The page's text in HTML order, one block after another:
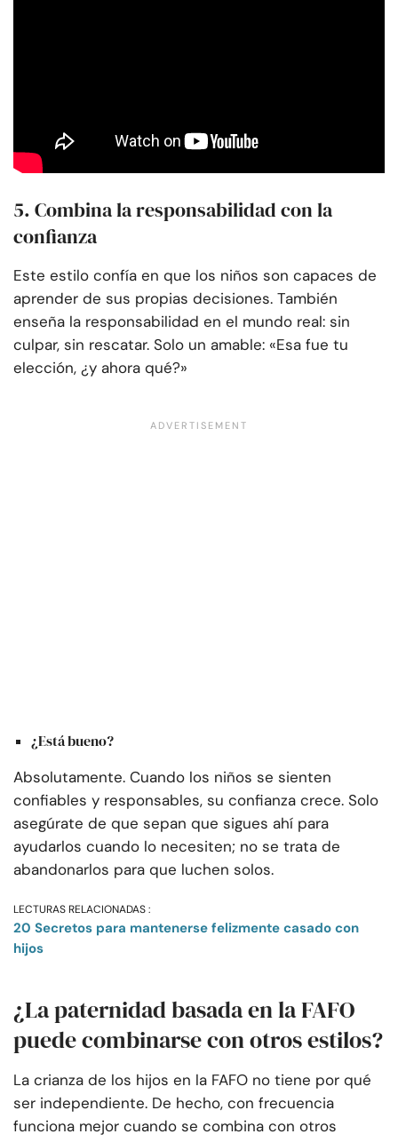
5. Combina la responsabilidad con la
confianza
Este estilo confía en que los niños son capaces de
aprender de sus propias decisiones. También
enseña la responsabilidad en el mundo real: sin
culpar, sin rescatar. Solo un amable: «Esa fue tu
elección, ¿y ahora qué?»
¿Está bueno?
Absolutamente. Cuando los niños se sienten
confiables y responsables, su confianza crece. Solo
asegúrate de que sepan que sigues ahí para
ayudarlos cuando lo necesiten; no se trata de
abandonarlos para que luchen solos.
LECTURAS RELACIONADAS :
20 Secretos para mantenerse felizmente casado con
hijos
¿La paternidad basada en la FAFO
puede combinarse con otros estilos?
La crianza de los hijos en la FAFO no tiene por qué
ser independiente. De hecho, con frecuencia
funciona mejor cuando se combina con otros